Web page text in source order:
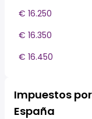
€ 16.250
€ 16.350
€ 16.450
Impuestos
España